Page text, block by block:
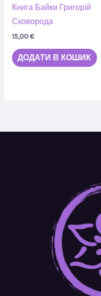
Книга Байки Григорій
Сковорода
15,00€
ДОДАТИ В КОШИК